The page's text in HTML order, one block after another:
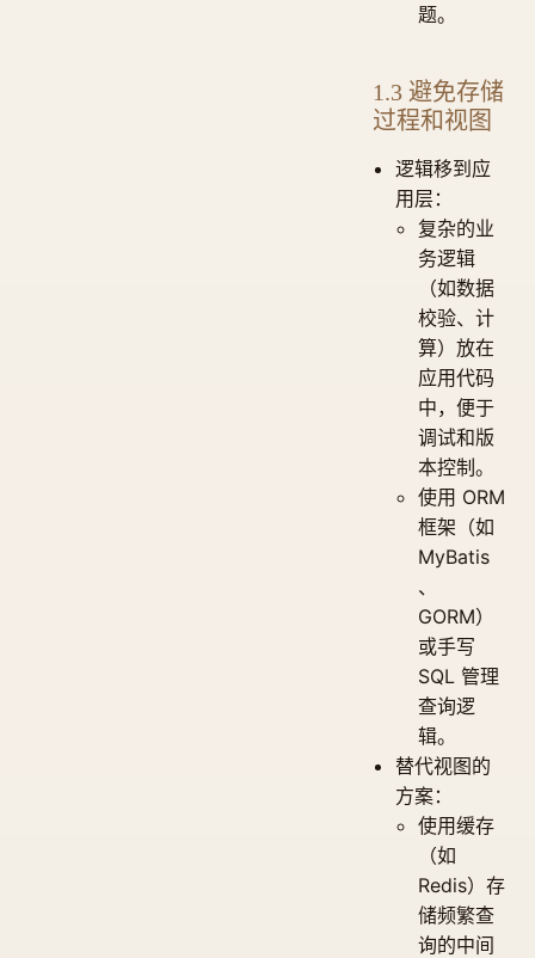
题。
1.3 避免存储
过程和视图
逻辑移到应
用层：
复杂的业
务逻辑
（如数据
校验、计
算）放在
应用代码
中，便于
调试和版
本控制。
使用 ORM
框架（如
MyBatis
、
GORM）
或手写
SQL 管理
查询逻
辑。
替代视图的
方案：
使用缓存
（如
Redis）存
储频繁查
询的中间